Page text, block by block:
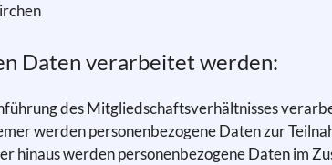
Daten verarbeitet werden:
des Mitgliedschaftsverhältnisses
werden personenbezogene Daten zur
werden personenbezogene Daten im